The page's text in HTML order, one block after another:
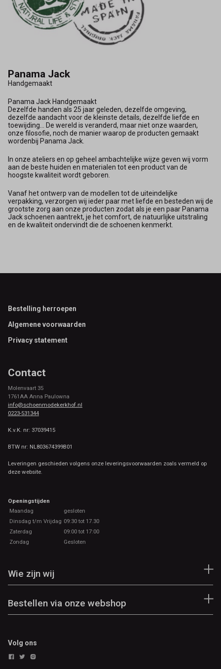
Panama Jack
Handgemaakt
Panama Jack Handgemaakt
Dezelfde handen als 25 jaar geleden, dezelfde omgeving,
dezelfde aandacht voor de kleinste details, dezelfde liefde en
toewijding... De wereld is veranderd, maar niet onze waarden,
onze filosofie, noch de manier waarop de producten gemaakt
wordenbij Panama Jack.
In onze ateliers en op geheel ambachtelijke wijze geven wij vorm
aan de beste huiden en materialen tot een product van de
hoogste kwaliteit wordt geboren.
Vanaf het ontwerp van de modellen tot de uiteindelijke
verpakking, verzorgen wij ieder paar met liefde en besteden wij de
grootste zorg aan onze producten zodat als je een paar Panama
Jack schoenen aantrekt, je het comfort, de natuurlijke uitstraling
en de kwaliteit ondervindt die de schoenen kenmerkt.
Footer
Bestelling herroepen
Algemene voorwaarden
Privacy statement
Contact
Molenvaart 35
1761AA Anna Paulowna
info@schoenmodekerkhof.nl
0223-531344
K.v.K. nr: 37039415
BTW nr: NL803674399B01
Leveringen geschieden volgens onze leveringsvoorwaarden zoals vermeld op
deze website.
Openingstijden
Maandag
gesloten
Dinsdag t/m Vrijdag 09:30 tot 17.30
Zaterdag
09:00 tot 17:00
Zondag
Gesloten
Wie zijn wij
Bestellen via onze webshop
Volg ons